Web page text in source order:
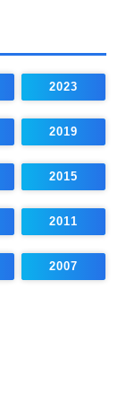
2023
2019
2015
2011
2007